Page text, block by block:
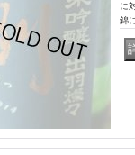
に
錦